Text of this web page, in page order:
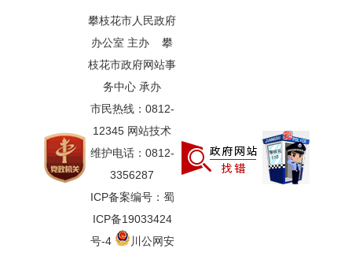
攀枝花市人民政府
办公室 主办 攀
枝花市政府网站事
务中心 承办
市民热线：0812-
12345 网站技术
维护电话：0812-
3356287
ICP备案编号：蜀
ICP备19033424
号-4
川公网安